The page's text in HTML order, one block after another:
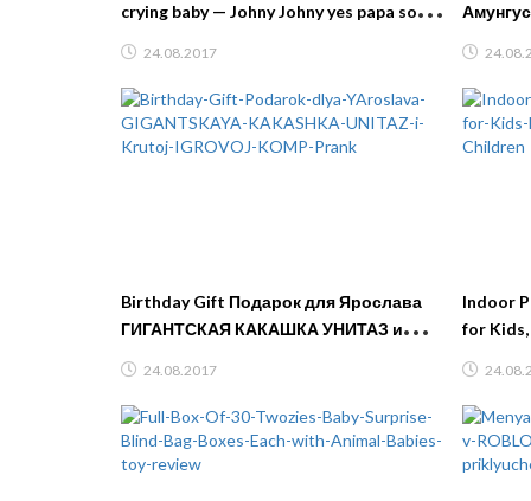
crying baby — Johny Johny yes papa song
24.08.2017
Birthday Gift Подарок для Ярослава
ГИГАНТСКАЯ КАКАШКА УНИТАЗ и
24.08.2017
Indoor
for Kids,